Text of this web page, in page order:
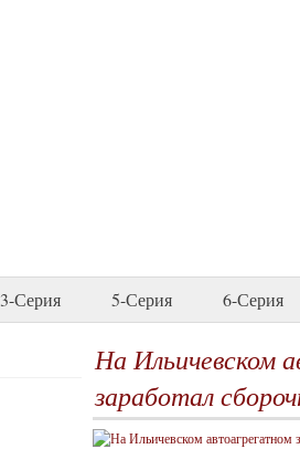
3-Серия 5-Серия 6-Серия
На Ильичевском
заработал